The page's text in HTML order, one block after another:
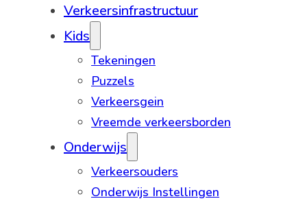
Verkeersinfrastructuur
Kids
Tekeningen
Puzzels
Verkeersgein
Vreemde verkeersborden
Onderwijs
Verkeersouders
Onderwijs Instellingen